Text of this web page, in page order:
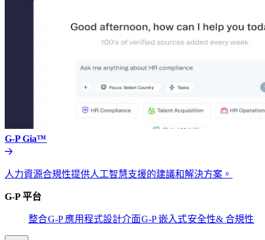
G-P Gia™​​
人力資源合規性提供人工智慧支援的建議和解決方案。​​
G-P 平台​​
整合​​G-P 應用程式設計介面​​G-P 嵌入式​​安全性& 合規性​​